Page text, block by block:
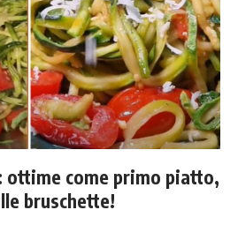
ottime come primo piatto,
bruschette!